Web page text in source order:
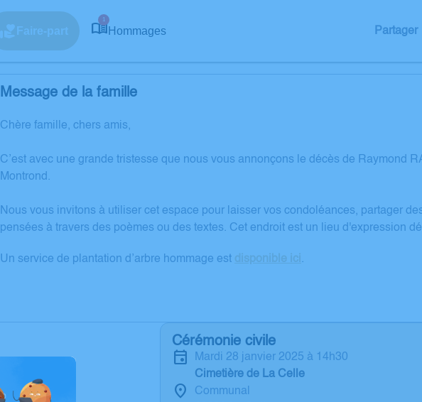
Faire-part
1
Hommages Partager
Message de la famille
Chère famille, chers amis,
C’est avec une grande tristesse que nous vous annonçons le décès de Raymond
Montrond.
Nous vous invitons à utiliser cet espace pour laisser vos condoléances, partager
pensées à travers des poèmes ou des textes. Cet endroit est un lieu d'expression
Un service de plantation d’arbre hommage est disponible ici .
Cérémonie civile
mardi 28 janvier 2025 à 14h30
Cimetière de La Celle
Communal